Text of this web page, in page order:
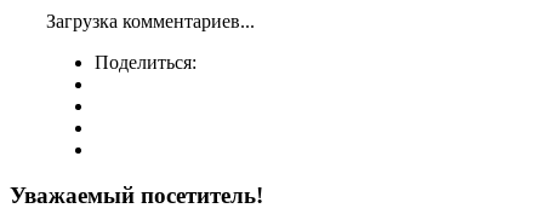
Загрузка комментариев...
Поделиться:
Уважаемый посетитель!